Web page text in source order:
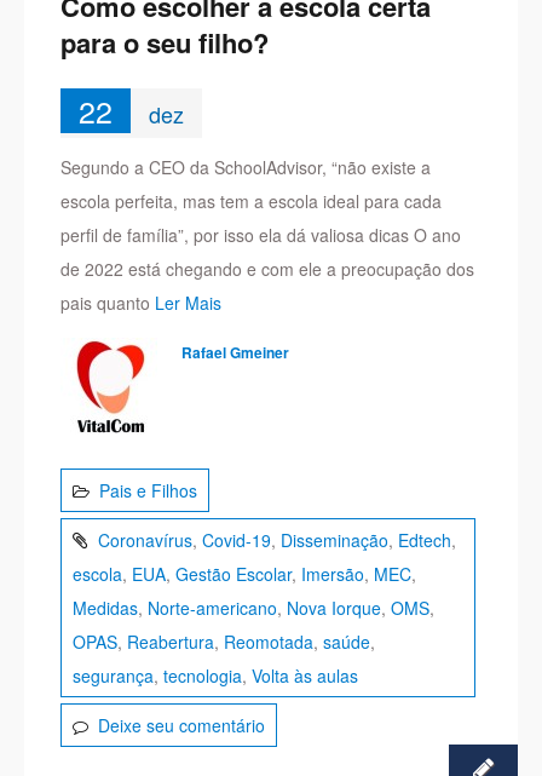
para o seu filho?
22 dez
Segundo a CEO da SchoolAdvisor, “não existe a
escola perfeita, mas tem a escola ideal para cada
perfil de família”, por isso ela dá valiosa dicas O ano
de 2022 está chegando e com ele a preocupação dos
pais quanto Ler Mais
Rafael Gmeiner
Pais e Filhos
Coronavírus,Covid-19, Disseminação, Edtech,
escola, EUA,Gestão Escolar, Imersão, MEC,
Medidas, Norte-americano, Nova Iorque,OMS,
OPAS, Reabertura, Reomotada,saúde,
segurança,tecnologia,Volta às aulas
Deixe seu comentário